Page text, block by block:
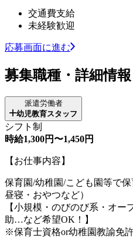
交通費支給
未経験歓迎
応募画面に進む
募集職種・詳細情報
派遣労働者
幼児教育スタッフ
シフト制
時給1,300円〜1,450円
【お仕事内容】
保育園/幼稚園/こども園等で
昼寝・おやつなど）
【小規模・のびのび系・オ
助…など希望OK！】
※保育士資格or幼稚園教諭免